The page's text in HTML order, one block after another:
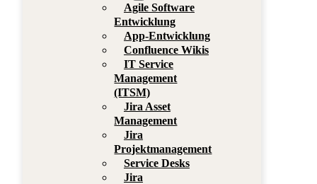
Agile Software
Entwicklung
App-Entwicklung
Confluence Wikis
IT Service
Management
(ITSM)
Jira Asset
Management
Jira
Projektmanagement
Service Desks
Jira